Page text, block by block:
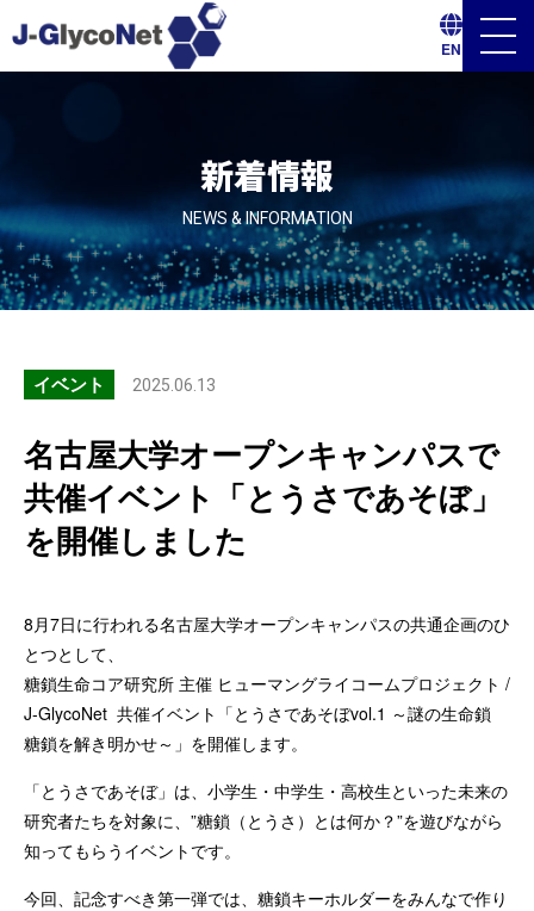
EN
ニ
ュ
新着情報
NEWS & INFORMATION
イベント 2025.06.13
名古屋大学オープンキャンパスで
共催イベント「とうさであそぼ」
を開催しました
8月7日に行われる名古屋大学オープンキャンパスの共通企画のひ
とつとして、
糖鎖生命コア研究所 主催 ヒューマングライコームプロジェクト /
J-GlycoNet 共催イベント「とうさであそぼvol.1 ～謎の生命鎖
糖鎖を解き明かせ～」を開催します。
「とうさであそぼ」は、小学生・中学生・高校生といった未来の
研究者たちを対象に、”糖鎖（とうさ）とは何か？”を遊びながら
知ってもらうイベントです。
今回、記念すべき第一弾では、糖鎖キーホルダーをみんなで作り